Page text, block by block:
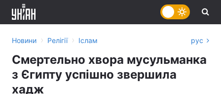
Новини › Релігії › Іслам рус
Смертельно хвора мусульманка
з Єгипту успішно звершила
хадж